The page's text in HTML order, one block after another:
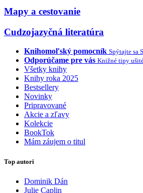
Mapy a cestovanie
Cudzojazyčná literatúra
Knihomoľský pomocník Spýtajte sa
Odporúčame pre vás Knižné tipy
Všetky knihy
Knihy roka 2025
Bestsellery
Novinky
Pripravované
Akcie a zľavy
Kolekcie
BookTok
Mám záujem o titul
Top autori
Dominik Dán
Julie Caplin